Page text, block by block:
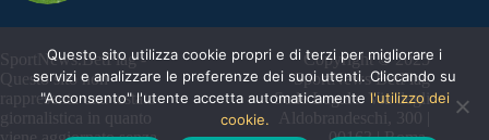
SportNews.BetFlag -
Questo sito non
rappresenta una testata
giornalistica in quanto
Copyright © 2025
SportNews BetFlag
Sede Legale: Via degli
Aldobrandeschi, 300 |
Questo sito utilizza cookie propri e di terzi per migliorare i
servizi e analizzare le preferenze dei suoi utenti. Cliccando su
"Acconsento" l'utente accetta automaticamente l'utilizzo dei
cookie.